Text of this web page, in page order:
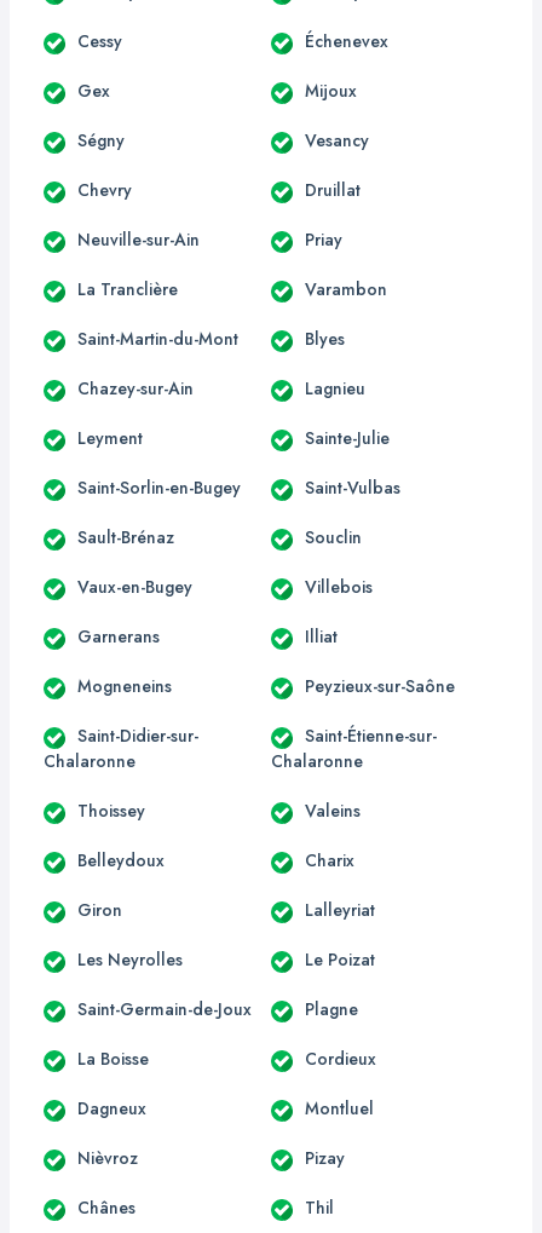
Cessy Échenevex
Gex Mijoux
Ségny Vesancy
Chevry Druillat
Neuville-sur-Ain Priay
La Tranclière Varambon
Saint-Martin-du-Mont Blyes
Chazey-sur-Ain Lagnieu
Leyment Sainte-Julie
Saint-Sorlin-en-Bugey Saint-Vulbas
Sault-Brénaz Souclin
Vaux-en-Bugey Villebois
Garnerans Illiat
Mogneneins Peyzieux-sur-Saône
Saint-Didier-sur-
Chalaronne
Saint-Étienne-sur-
Chalaronne
Thoissey Valeins
Belleydoux Charix
Giron Lalleyriat
Les Neyrolles Le Poizat
Saint-Germain-de-Joux Plagne
La Boisse Cordieux
Dagneux Montluel
Nièvroz Pizay
Chânes Thil